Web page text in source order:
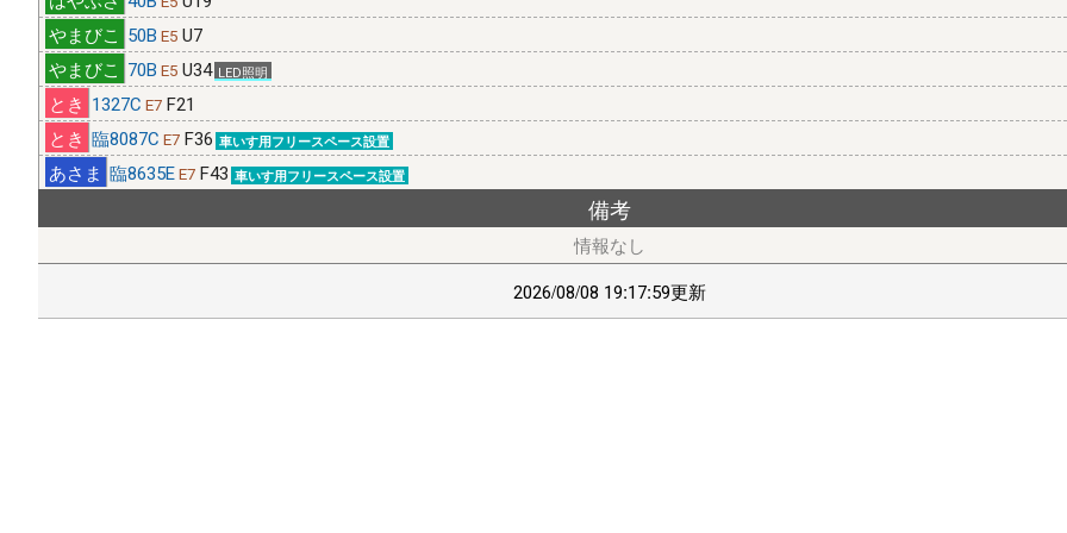
【編成付加情報】有効･無効化時の不具合修正しました。上書き更新した情報を無効化した場合は、無効化操作前の情報が有効
【機種変更】機種変更をする際は、新・旧端末のそれぞれから不具合フォームよりご連絡ください。
50B E5 U7
70B E5 U34 LED照明
1327C E7 F21
臨8087C E7 F36 車いす用フリースペース設置
臨8635EE7 F43 車いす用フリースペース設置
備考
2026/08/08 19:17:59更新